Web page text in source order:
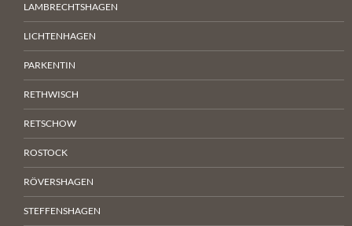
LAMBRECHTSHAGEN
LICHTENHAGEN
PARKENTIN
RETHWISCH
RETSCHOW
ROSTOCK
RÖVERSHAGEN
STEFFENSHAGEN